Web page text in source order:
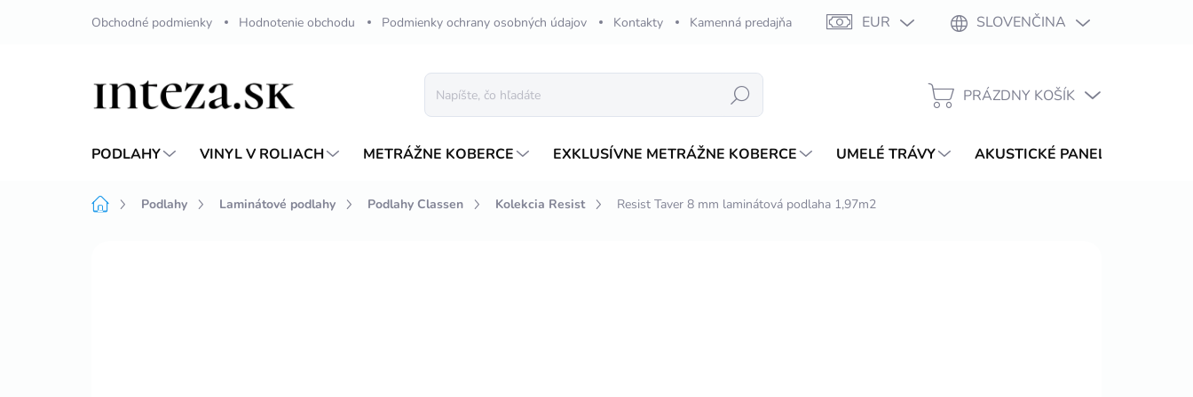
Obchodné podmienky Hodnotenie obchodu Podmienky ochrany osobných údajov Kontakty Kamenná predajňa Moja objednávka
EUR SLOVENČINA
Hľadať NÁKUPNÝ
PRÁZDNY KOŠÍK
PODLAHY VINYL V ROLIACH METRÁŽNE KOBERCE EXKLUSÍVNE METRÁŽNE KOBERCE UMELÉ TRÁVY AKUSTICKÉ PANELY
DomovPodlahy Laminátové podlahy Podlahy Classen Kolekcia Resist Resist Taver 8 mm laminátová podlaha 1,97m2